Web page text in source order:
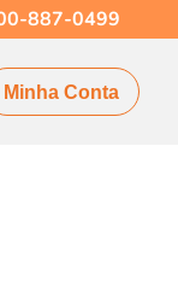
887-0499
Minha Conta